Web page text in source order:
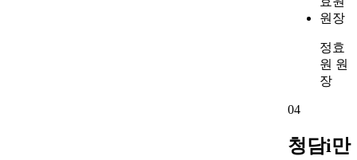
정효
원 원
장
04
청담i만